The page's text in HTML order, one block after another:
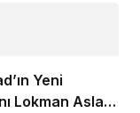
Yeni
Lokman Aslan